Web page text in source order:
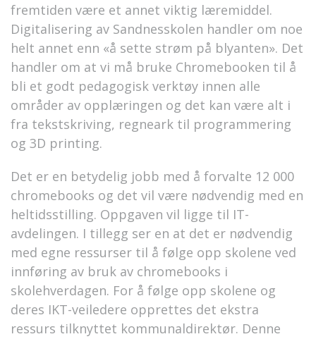
fremtiden være et annet viktig læremiddel.
Digitalisering av Sandnesskolen handler om noe
helt annet enn «å sette strøm på blyanten». Det
handler om at vi må bruke Chromebooken til å
bli et godt pedagogisk verktøy innen alle
områder av opplæringen og det kan være alt i
fra tekstskriving, regneark til programmering
og 3D printing.
Det er en betydelig jobb med å forvalte 12 000
chromebooks og det vil være nødvendig med en
heltidsstilling. Oppgaven vil ligge til IT-
avdelingen. I tillegg ser en at det er nødvendig
med egne ressurser til å følge opp skolene ved
innføring av bruk av chromebooks i
skolehverdagen. For å følge opp skolene og
deres IKT-veiledere opprettes det ekstra
ressurs tilknyttet kommunaldirektør. Denne